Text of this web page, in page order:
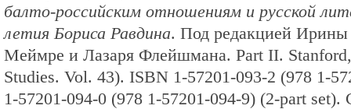
балто-российским отношениям и русской
летия Бориса Равдина. Под редакцией
Меймре и Лазаря Флейшмана. Part II.
Studies. Vol. 43). ISBN 1-57201-093-2 (978 1-
1-57201-094-0 (978 1-57201-094-9) (2-part set).